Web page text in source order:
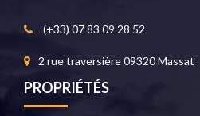
(+33) 07 83 09 28 52
2 rue traversière 09320 Massat
PROPRIÉTÉS